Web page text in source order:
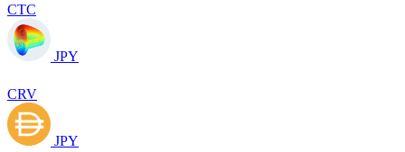
CTC
JPY
CRV
JPY